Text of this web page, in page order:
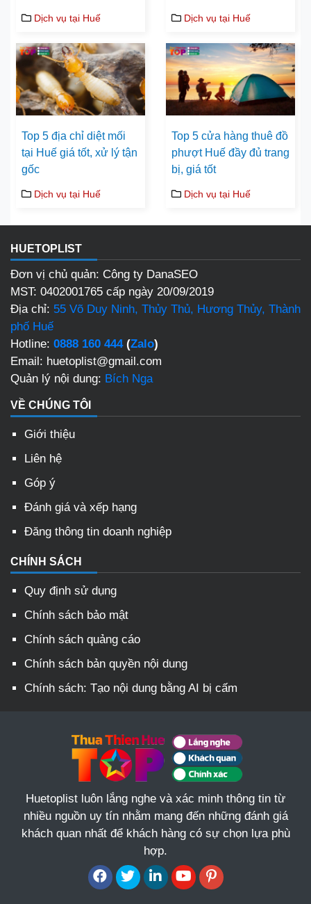
Dịch vụ tại Huế Dịch vụ tại Huế
Top 5 địa chỉ diệt mối
tại Huế giá tốt, xử lý tận
gốc
Dịch vụ tại Huế
Top 5 cửa hàng thuê đồ
phượt Huế đầy đủ trang
bị, giá tốt
Dịch vụ tại Huế
HUETOPLIST
Đơn vị chủ quản: Công ty DanaSEO
MST: 0402001765 cấp ngày 20/09/2019
Địa chỉ: 55 Võ Duy Ninh, Thủy Thủ, Hương Thủy, Thành
phố Huế
Hotline: 0888 160 444(Zalo)
Email: huetoplist@gmail.com
Quản lý nội dung: Bích Nga
VỀ CHÚNG TÔI
Giới thiệu
Liên hệ
Góp ý
Đánh giá và xếp hạng
Đăng thông tin doanh nghiệp
CHÍNH SÁCH
Quy định sử dụng
Chính sách bảo mật
Chính sách quảng cáo
Chính sách bản quyền nội dung
Chính sách: Tạo nội dung bằng AI bị cấm
Huetoplist luôn lắng nghe và xác minh thông tin từ
nhiều nguồn uy tín nhằm mang đến những đánh giá
khách quan nhất để khách hàng có sự chọn lựa phù
hợp.